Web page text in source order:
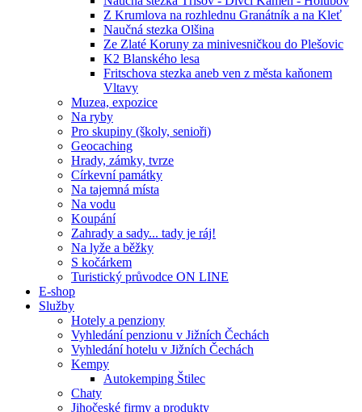
Z Krumlova na rozhlednu Granátník a na Kleť
Naučná stezka Olšina
Ze Zlaté Koruny za minivesničkou do Plešovic
K2 Blanského lesa
Fritschova stezka aneb ven z města kaňonem
Vltavy
Muzea, expozice
Na ryby
Pro skupiny (školy, senioři)
Geocaching
Hrady, zámky, tvrze
Církevní památky
Na tajemná místa
Na vodu
Koupání
Zahrady a sady... tady je ráj!
Na lyže a běžky
S kočárkem
Turistický průvodce ON LINE
E-shop
Služby
Hotely a penziony
Vyhledání penzionu v Jižních Čechách
Vyhledání hotelu v Jižních Čechách
Kempy
Autokemping Štilec
Chaty
Jihočeské firmy a produkty